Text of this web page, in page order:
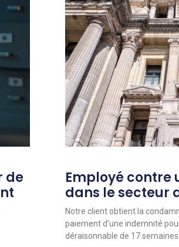
de
Employé contre
dans le secteur
Notre client obtient la
paiement d’une indemnité
déraisonnable de 17